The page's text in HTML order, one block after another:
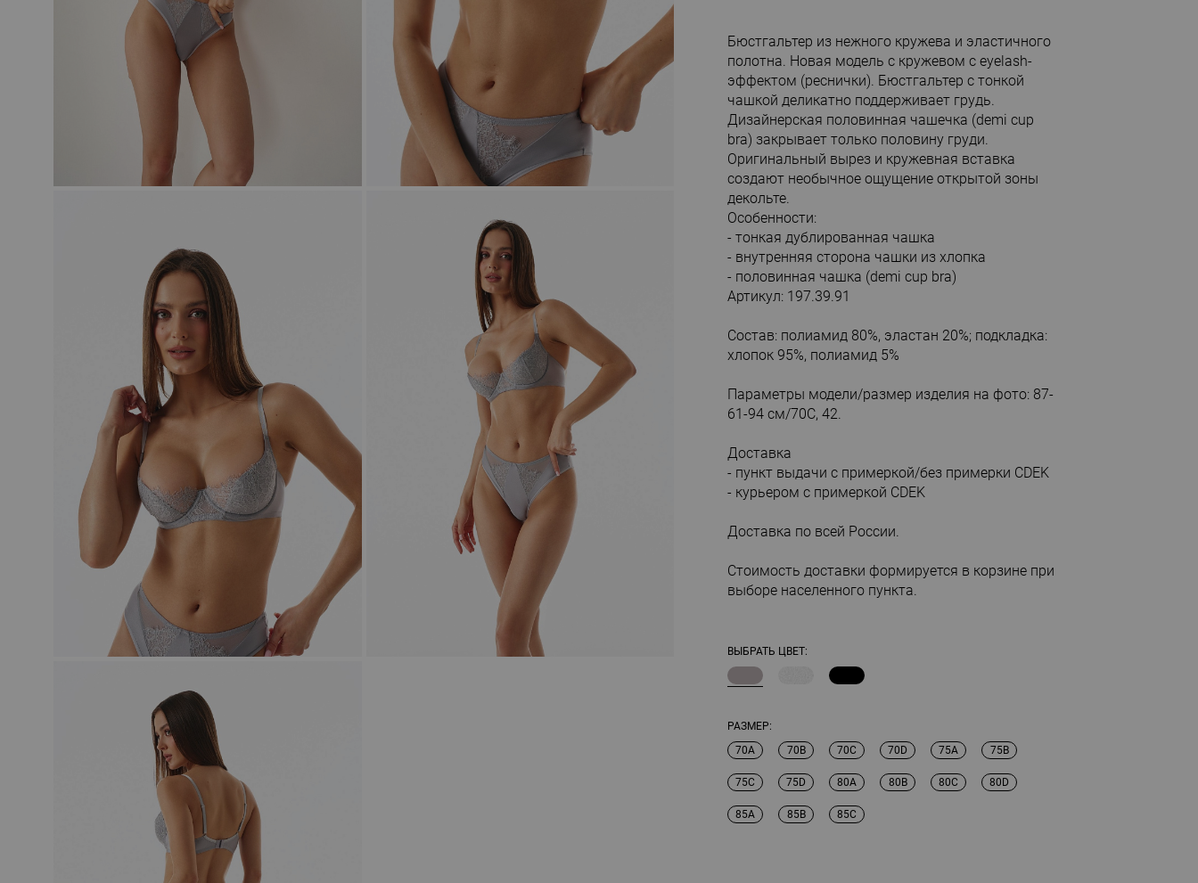
Бюстгальтер из нежного кружева и эластичного
полотна. Новая модель с кружевом с eyelash-
эффектом (реснички). Бюстгальтер с тонкой
чашкой деликатно поддерживает грудь.
Дизайнерская половинная чашечка (demi cup
bra) закрывает только половину груди.
Оригинальный вырез и кружевная вставка
создают необычное ощущение открытой зоны
декольте.
Особенности:
- тонкая дублированная чашка
- внутренняя сторона чашки из хлопка
- половинная чашка (demi cup bra)
Артикул: 197.39.91
Состав: полиамид 80%, эластан 20%; подкладка:
хлопок 95%, полиамид 5%
Параметры модели/размер изделия на фото: 87-
61-94 см/70С, 42.
Доставка
- пункт выдачи с примеркой/без примерки CDEK
- курьером с примеркой CDEK
Доставка по всей России.
Стоимость доставки формируется в корзине при
выборе населенного пункта.
ВЫБРАТЬ ЦВЕТ:
РАЗМЕР:
70A
70B 70C 70D 75A 75B
75C 75D 80A 80B 80C 80D
85A 85B 85C